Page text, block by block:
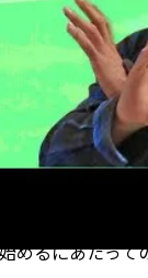
知っておくべき
めるにあたっ